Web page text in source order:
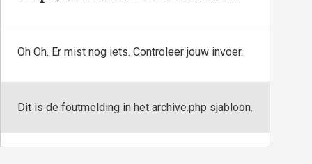
Oh Oh. Er mist nog iets. Controleer jouw invoer.
Dit is de foutmelding in het archive.php sjabloon.